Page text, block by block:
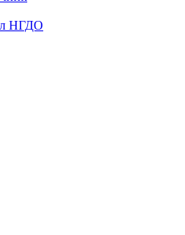
НГДО